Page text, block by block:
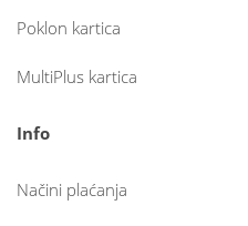
Poklon kartica
MultiPlus kartica
Info
Načini plaćanja